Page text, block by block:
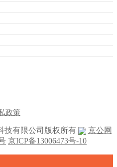
政策
技有限公司版权所有
京公网
京ICP备13006473号-10